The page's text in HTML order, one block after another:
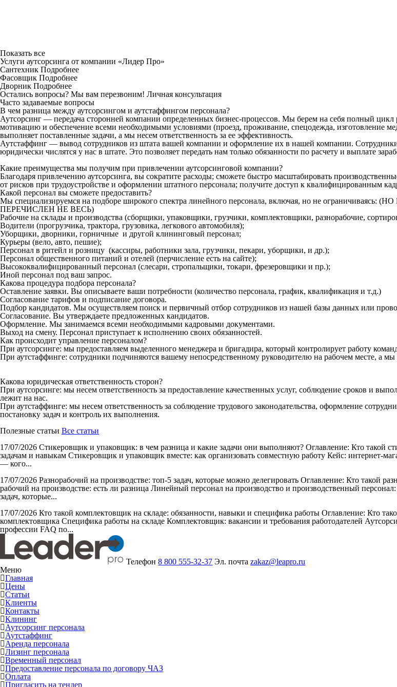
Показать все
Услуги аутсорсинга от компании «Лидер Про»
Сантехник Подробнее
Фасовщик Подробнее
Дворник Подробнее
Остались вопросы? Мы вам перезвоним! Личная консультация
Часто задаваемые вопросы
В чем разница между аутсорсингом и аутстаффингом персонала?
Аутсорсинг — передача сторонней компании определенных бизнес-процессов. Мы берем на себя полный
мотивацию и обеспечение всеми необходимыми условиями (проезд, проживание, спецодежда, изготовление
выполняет поставленные задачи, а мы несем ответственность за ее эффективность.
Аутстаффинг — вывод сотрудников из штата вашей компании и оформление их в нашей компании.
юридически числятся у нас в штате. Это позволяет передать нам только обязанности по расчету и выплате
Какие преимущества мы получим при привлечении аутсорсинговой компании?
Благодаря привлечению аутсорсинга, вы сократите расходы; сможете быстро масштабировать
от рисков при трудоустройстве и оформлении штатного персонала; получите доступ к квалифицированным
Какой персонал вы сможете предоставить?
Мы специализируемся на подборе широкого спектра линейного персонала, включая, но не
ПЕРЕЧИСЛЕН НЕ ВЕСЬ)
Рабочие на склады и производства (сборщики, упаковщики, грузчики, комплектовщики, разнорабочие,
Водители (прогрузчика, трактора, грузовика, легкового автомобиля);
Уборщики, дворники, горничные и другой клининговый персонал;
Курьеры (вело, авто, пешие);
Персонал в ритейл и розницу (кассиры, работники зала, грузчики, пекари, уборщики, и др.);
Персонал общественного питаний и отелей (перчисление есть на сайте);
Высококвалифицированный персонал (слесари, стропальщики, токари, фрезеровщики и пр.);
Иной персонал под ваш запрос.
Какова процедура подбора персонала?
Оставление заявки. Вы описываете ваши потребности (количество персонала, график, квалификация и т.д.)
Согласование тарифов и подписание договора.
Подбор кандидатов. Мы осуществляем поиск и первичный отбор сотрудников из нашей базы данных или
Согласование. Вы утверждаете предложенных кандидатов.
Оформление. Мы занимаемся всеми необходимыми кадровыми документами.
Выход на смену. Персонал приступает к исполнению своих обязанностей.
Как происходит управление персоналом?
При аутсорсинге: мы предоставляем выделенного менеджера и бригадира, который контролирует работу
При аутстаффинге: сотрудники подчиняются вашему непосредственному руководителю на рабочем месте, а
Какова юридическая ответственность сторон?
При аутсорсинге: мы несем ответственность за предоставление качественных услуг, соблюдение сроков и
лежит на нас.
При аутстаффинге: мы несем ответственность за соблюдение трудового законодательства, оформление
постановку задач и контроль их выполнения.
Полезные статьи Все статьи
17/07/2026 Стикеровщик и упаковщик: в чем разница и какие задачи они выполняют? Оглавление: Кто такой
задачам и навыкам Стикеровщик и упаковщик вместе: как организовать совместную работу Кейс: интернет-
— кого...
17/07/2026 Разнорабочий на производстве: топ-5 задач, которые можно делегировать Оглавление: Кто такой
рабочий на производстве: есть ли разница Линейный персонал на производство и производственный
задач, которые...
17/07/2026 Кто такой комплектовщик на складе: обязанности, навыки и специфика работы Оглавление: Кто
комплектовщика Специфика работы на складе Комплектовщик: вакансии и требования работодателей
профессии FAQ по...
Телефон8 800 555-32-37 Эл. почтаzakaz@leapro.ru
Меню
Главная
Цены
Статьи
Клиенты
Контакты
Клининг
Аутсорсинг персонала
Аутстаффинг
Аренда персонала
Лизинг персонала
Временный персонал
Предоставление персонала по договору ЧАЗ
Оплата
Пригласить на тендер